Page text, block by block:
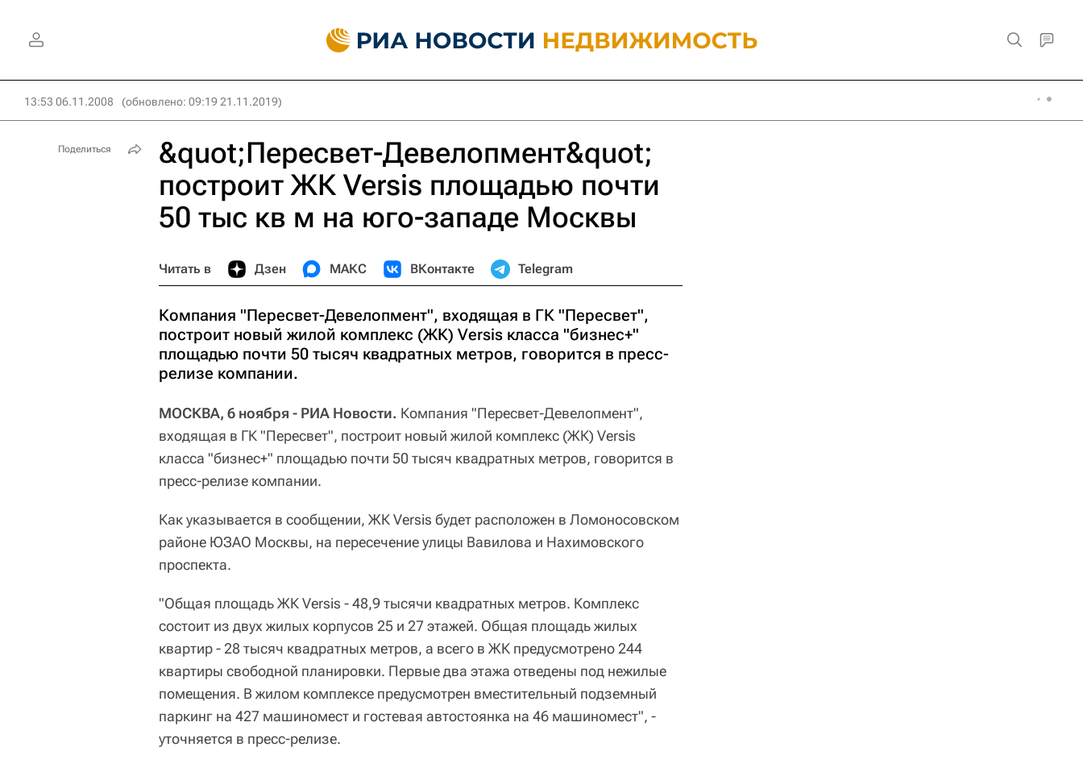
13:53 06.11.2008 (обновлено: 09:19 21.11.2019)
&quot;Пересвет-Девелопмент&quot;
построит ЖК Versis площадью почти
50 тыс кв м на юго-западе Москвы
Читать в Дзен МАКС ВКонтакте Telegram
Компания "Пересвет-Девелопмент", входящая в ГК "Пересвет",
построит новый жилой комплекс (ЖК) Versis класса "бизнес+"
площадью почти 50 тысяч квадратных метров, говорится в пресс-
релизе компании.
МОСКВА, 6 ноября - РИА Новости. Компания "Пересвет-Девелопмент",
входящая в ГК "Пересвет", построит новый жилой комплекс (ЖК) Versis
класса "бизнес+" площадью почти 50 тысяч квадратных метров, говорится в
пресс-релизе компании.
Как указывается в сообщении, ЖК Versis будет расположен в Ломоносовском
районе ЮЗАО Москвы, на пересечение улицы Вавилова и Нахимовского
проспекта.
"Общая площадь ЖК Versis - 48,9 тысячи квадратных метров. Комплекс
состоит из двух жилых корпусов 25 и 27 этажей. Общая площадь жилых
квартир - 28 тысяч квадратных метров, а всего в ЖК предусмотрено 244
квартиры свободной планировки. Первые два этажа отведены под нежилые
помещения. В жилом комплексе предусмотрен вместительный подземный
паркинг на 427 машиномест и гостевая автостоянка на 46 машиномест", -
уточняется в пресс-релизе.
Поделиться